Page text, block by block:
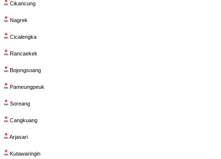
Cikancung
Nagrek
Cicalengka
Rancaekek
Bojongsoang
Pameungpeuk
Soreang
Cangkuang
Arjasari
Kutawaringin